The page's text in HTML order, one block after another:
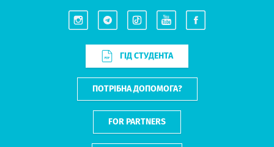
ГІД СТУДЕНТА
ПОТРІБНА ДОПОМОГА?
FOR PARTNERS